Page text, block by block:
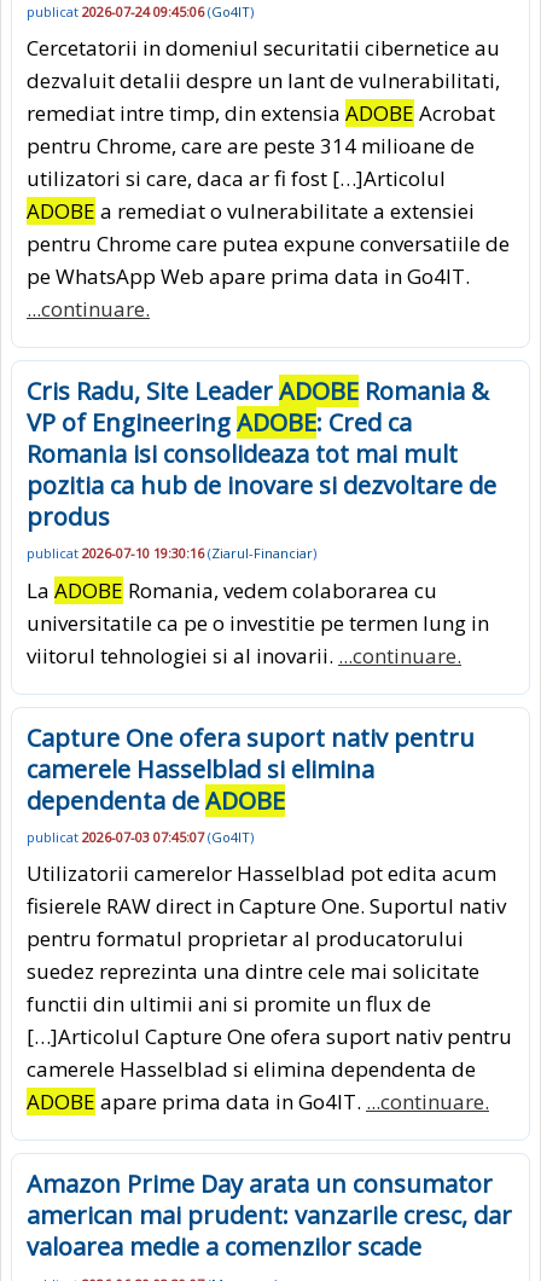
publicat 2026-07-24 09:45:06(Go4IT)
Cercetatorii in domeniul securitatii cibernetice au
dezvaluit detalii despre un lant de vulnerabilitati,
remediat intre timp, din extensia ADOBE Acrobat
pentru Chrome, care are peste 314 milioane de
utilizatori si care, daca ar fi fost […]Articolul
ADOBE a remediat o vulnerabilitate a extensiei
pentru Chrome care putea expune conversatiile de
pe WhatsApp Web apare prima data in Go4IT.
...continuare.
Cris Radu, Site LeaderADOBE Romania &
VP of EngineeringADOBE: Cred ca
Romania isi consolideaza tot mai mult
pozitia ca hub de inovare si dezvoltare de
produs
publicat 2026-07-10 19:30:16(Ziarul-Financiar)
La ADOBE Romania, vedem colaborarea cu
universitatile ca pe o investitie pe termen lung in
viitorul tehnologiei si al inovarii. ...continuare.
Capture One ofera suport nativ pentru
camerele Hasselblad si elimina
dependenta deADOBE
publicat 2026-07-03 07:45:07(Go4IT)
Utilizatorii camerelor Hasselblad pot edita acum
fisierele RAW direct in Capture One. Suportul nativ
pentru formatul proprietar al producatorului
suedez reprezinta una dintre cele mai solicitate
functii din ultimii ani si promite un flux de
[…]Articolul Capture One ofera suport nativ pentru
camerele Hasselblad si elimina dependenta de
ADOBE apare prima data in Go4IT. ...continuare.
Amazon Prime Day arata un consumator
american mai prudent: vanzarile cresc, dar
valoarea medie a comenzilor scade